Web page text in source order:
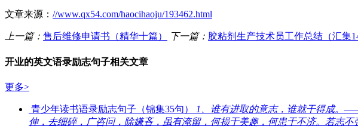
文章来源： //www.qx54.com/haocihaoju/193462.html
上一篇： 售后维修申请书（精华十篇） 下一篇： 胶粘剂生产技术员工作总结（汇集
开业的英文语录励志句子相关文章
更多>
青少年读书语录励志句子（锦集35句）
1、谁有进取的意志，谁就干得成。
伸，去细碎，广咨问，除嫌吝，虽有淹留，何损于美趣，何患于不济。若志